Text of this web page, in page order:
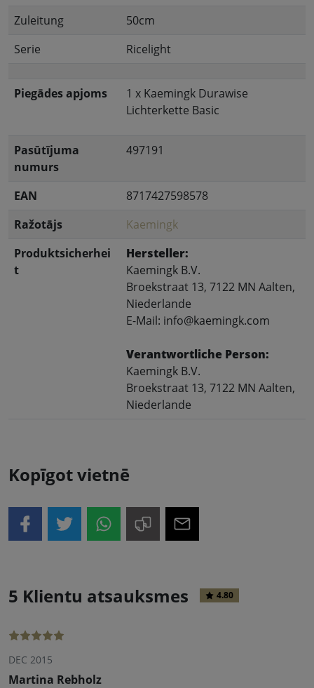
Zuleitung
50cm
Serie
Ricelight
Piegādes apjoms
1 x Kaemingk Durawise
Lichterkette Basic
Pasūtījuma
numurs
497191
EAN
8717427598578
Ražotājs
Kaemingk
Produktsicherhei
t
Hersteller:
Kaemingk B.V.
Broekstraat 13, 7122 MN Aalten,
Niederlande
E-Mail: info@kaemingk.com
Verantwortliche Person:
Kaemingk B.V.
Broekstraat 13, 7122 MN Aalten,
Niederlande
Kopīgot vietnē
5 Klientu atsauksmes 4.80
DEC 2015
Martina Rebholz